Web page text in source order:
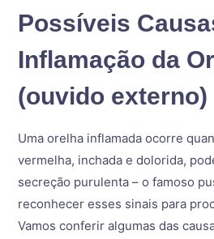
Possíveis
Inflamação da
(ouvido externo)
Uma orelha inflamada ocorre
vermelha, inchada e dolorida,
secreção purulenta – o famoso
reconhecer esses sinais para
Vamos conferir algumas das